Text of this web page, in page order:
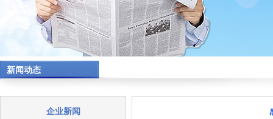
新闻动态
企业新闻